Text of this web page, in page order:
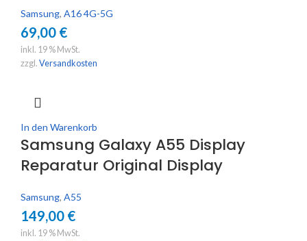
Samsung, A16 4G-5G
69,00 €
inkl. 19 % MwSt.
zzgl. Versandkosten
In den Warenkorb
Samsung Galaxy A55 Display
Reparatur Original Display
Samsung, A55
149,00 €
inkl. 19 % MwSt.